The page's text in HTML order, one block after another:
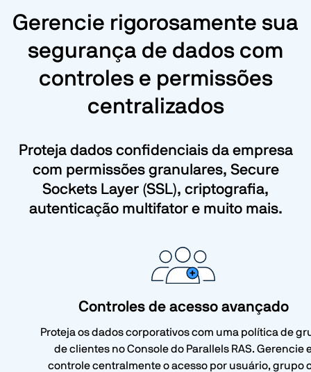
Gerencie rigorosamente sua
segurança de dados com
controles e permissões
centralizados
Proteja dados confidenciais da empresa
com permissões granulares, Secure
Sockets Layer (SSL), criptografia,
autenticação multifator e muito mais.
Controles de acesso avançado
Proteja os dados corporativos com uma política de
de clientes no Console do Parallels RAS. Gerencie
controle centralmente o acesso por usuário, grupo